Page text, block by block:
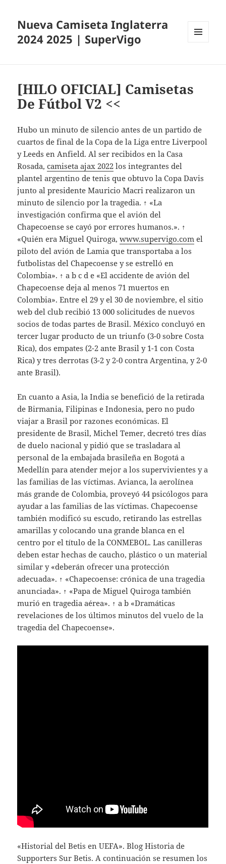
Nueva Camiseta Inglaterra
2024 2025 | SuperVigo
[HILO OFICIAL] Camisetas
De Fútbol V2 <<
Hubo un minuto de silencio antes de un partido de
cuartos de final de la Copa de la Liga entre Liverpool
y Leeds en Anfield. Al ser recibidos en la Casa
Rosada,camiseta ajax 2022 los integrantes del
plantel argentino de tenis que obtuvo la Copa Davis
junto al presidente Mauricio Macri realizaron un
minuto de silencio por la tragedia. ↑ «La
investigación confirma que el avión del
Chapecoense se cayó por errores humanos.». ↑
«Quién era Miguel Quiroga,www.supervigo.com el
piloto del avión de Lamia que transportaba a los
futbolistas del Chapecoense y se estrelló en
Colombia». ↑ a b c d e «El accidente de avión del
Chapecoense deja al menos 71 muertos en
Colombia». Entre el 29 y el 30 de noviembre, el sitio
web del club recibió 13 000 solicitudes de nuevos
socios de todas partes de Brasil. México concluyó en
tercer lugar producto de un triunfo (3-0 sobre Costa
Rica), dos empates (2-2 ante Brasil y 1-1 con Costa
Rica) y tres derrotas (3-2 y 2-0 contra Argentina, y 2-0
ante Brasil).
En cuanto a Asia, la India se benefició de la retirada
de Birmania, Filipinas e Indonesia, pero no pudo
viajar a Brasil por razones económicas. El
presidente de Brasil, Michel Temer, decretó tres días
de duelo nacional y pidió que se trasladara al
personal de la embajada brasileña en Bogotá a
Medellín para atender mejor a los supervivientes y a
las familias de las víctimas. Avianca, la aerolínea
más grande de Colombia, proveyó 44 psicólogos para
ayudar a las familias de las víctimas. Chapecoense
también modificó su escudo, retirando las estrellas
amarillas y colocando una grande blanca en el
centro por el título de la CONMEBOL. Las canilleras
deben estar hechas de caucho, plástico o un material
similar y «deberán ofrecer una protección
adecuada». ↑ «Chapecoense: crónica de una tragedia
anunciada». ↑ «Papa de Miguel Quiroga también
murió en tragedia aérea». ↑ a b «Dramáticas
revelaciones de los últimos minutos del vuelo de la
tragedia del Chapecoense».
«Historial del Betis en UEFA». Blog Historia de
Supporters Sur Betis. A continuación se resumen los